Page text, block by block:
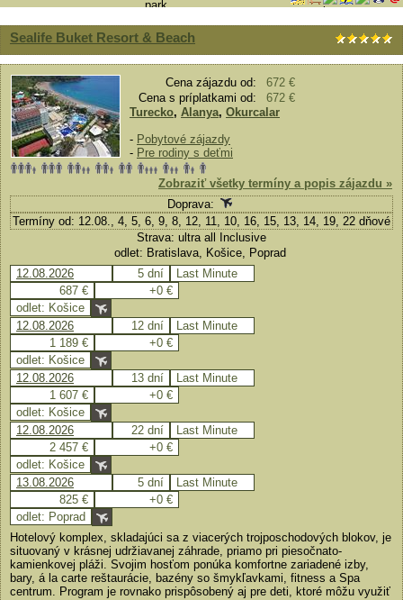
Sealife Buket Resort & Beach
Cena zájazdu od:
672 €
Cena s príplatkami od:
672 €
Turecko, Alanya, Okurcalar
- Pobytové zájazdy
- Pre rodiny s deťmi
Zobraziť všetky termíny a popis zájazdu »
Doprava:
Termíny od: 12.08., 4, 5, 6, 9, 8, 12, 11, 10, 16, 15, 13, 14, 19, 22 dňové
Strava: ultra all Inclusive
odlet: Bratislava, Košice, Poprad
12.08.2026
5 dní
Last Minute
687 €
+0 €
odlet: Košice
12.08.2026
12 dní
Last Minute
1 189 €
+0 €
odlet: Košice
12.08.2026
13 dní
Last Minute
1 607 €
+0 €
odlet: Košice
12.08.2026
22 dní
Last Minute
2 457 €
+0 €
odlet: Košice
13.08.2026
5 dní
Last Minute
825 €
+0 €
odlet: Poprad
Hotelový komplex, skladajúci sa z viacerých trojposchodových blokov, je
situovaný v krásnej udržiavanej záhrade, priamo pri piesočnato-
kamienkovej pláži. Svojim hosťom ponúka komfortne zariadené izby,
bary, á la carte reštaurácie, bazény so šmykľavkami, fitness a Spa
centrum. Program je rovnako prispôsobený aj pre deti, ktoré môžu využiť